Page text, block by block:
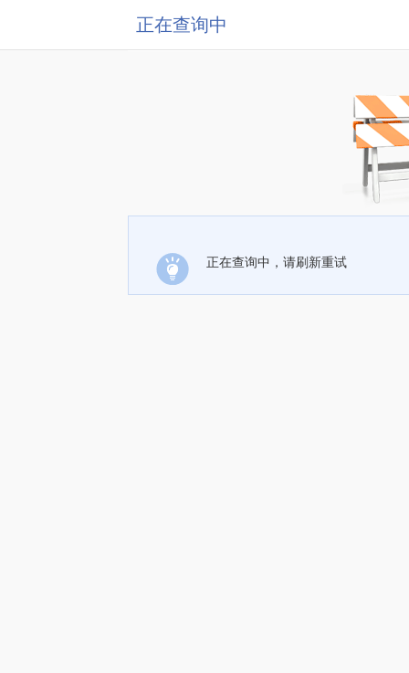
正在查询中
正在查询中，请刷新重试